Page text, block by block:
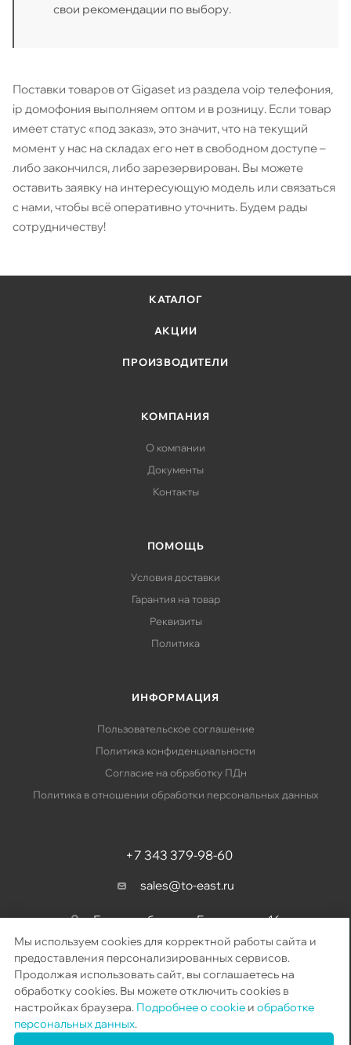
Мы используем cookies для корректной работы сайта и
предоставления персонализированных сервисов.
Продолжая использовать сайт, вы соглашаетесь на
обработку cookies. Вы можете отключить cookies в
настройках браузера. Подробнее о cookieи обработке
персональных данных.
свои рекомендации по выбору.
Поставки товаров от Gigaset из раздела voip телефония,
ip домофония выполняем оптом и в розницу. Если товар
имеет статус «под заказ», это значит, что на текущий
момент у нас на складах его нет в свободном доступе –
либо закончился, либо зарезервирован. Вы можете
оставить заявку на интересующую модель или связаться
с нами, чтобы всё оперативно уточнить. Будем рады
сотрудничеству!
КАТАЛОГ
АКЦИИ
ПРОИЗВОДИТЕЛИ
КОМПАНИЯ
О компании
Документы
Контакты
ПОМОЩЬ
Условия доставки
Гарантия на товар
Реквизиты
Политика
ИНФОРМАЦИЯ
Пользовательское соглашение
Политика конфиденциальности
Согласие на обработку ПДн
Политика в отношении обработки персональных данных
+7 343 379-98-60
sales@to-east.ru
Екатеринбург, ул. Барвинка, д. 16
2026 © «Восточный путь» – поставка телекоммуникационного
оборудования.